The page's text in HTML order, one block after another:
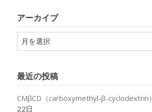
ー
アーカイブ
ア
ー
ブ
最近の投稿
CMβCD（carboxymethyl-β-cyclodextrin）
22日